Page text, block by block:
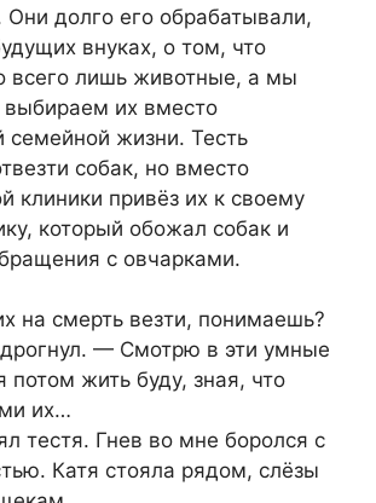
долго его обрабатывали,
внуках, о том, что
всего лишь животные, а мы
выбираем их вместо
семейной жизни. Тесть
собак, но вместо
клиники привёз их к своему
который обожал собак и
с овчарками.
на смерть везти, понимаешь?
— Смотрю в эти умные
потом жить буду, зная, что
их…
тестя. Гнев во мне боролся с
Катя стояла рядом, слёзы